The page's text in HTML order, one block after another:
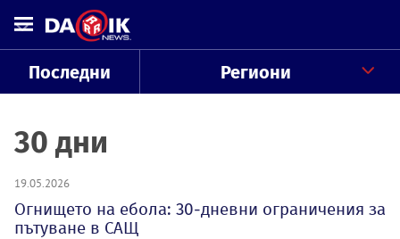
Последни Региони
30 дни
19.05.2026
Огнището на ебола: 30-дневни ограничения за
пътуване в САЩ